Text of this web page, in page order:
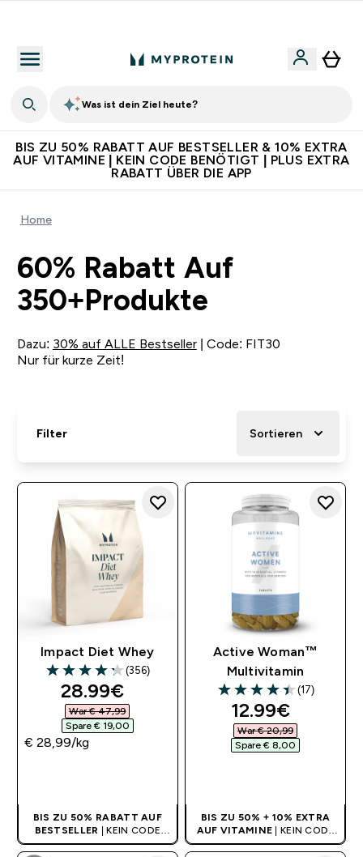
Was ist dein Ziel heute?
BIS ZU 50% RABATT AUF BESTSELLER & 10% EXTRA
AUF VITAMINE | KEIN CODE BENÖTIGT | PLUS EXTRA
RABATT ÜBER DIE APP
Home
60% Rabatt Auf
350+Produkte
Dazu: 30% auf ALLE Bestseller| Code: FIT30
Nur für kurze Zeit!
Filter Sortieren
Impact Diet Whey
4.26 out of 5 stars
(356)
discounted price
28.99€‎
War € 47,99‎
Spare € 19,00‎
€ 28,99‎/kg
BIS ZU 50% RABATT AUF
BESTSELLER
| KEIN CODE
BENÖTIGT
Active Woman™
Multivitamin
4.41 out of 5 stars
(17)
discounted
12.99€‎
War € 20,99‎
Spare € 8,00‎
BIS ZU 50% + 10% EXTRA
AUF VITAMINE
| KEIN CODE
BENÖTIGT